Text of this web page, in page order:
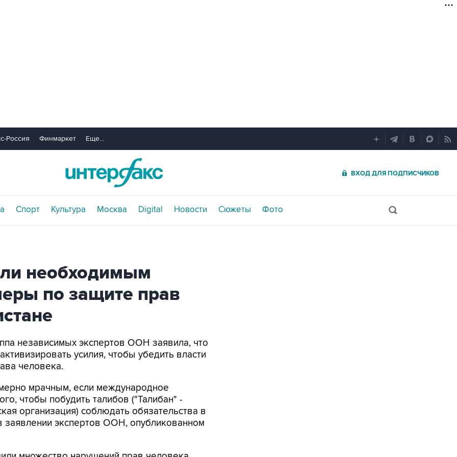
Россия Финмаркет Еще...
ВХОД ДЛЯ ПОДПИСЧИКОВ
Спорт Культура Москва Digital Новости Сюжеты Фото
необходимым
по защите прав
независимых экспертов ООН заявила, что
усилия, чтобы убедить власти
человека.
мрачным, если международное
чтобы побудить талибов ("Талибан" -
организация) соблюдать обязательства в
заявлении экспертов ООН, опубликованном